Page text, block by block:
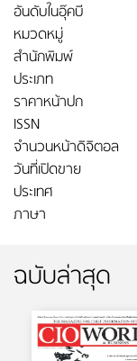
อันดับในอุ๊คบี
หมวดหมู่
สำนักพิมพ์
ประเภท
ราคาหน้าปก
ISSN
จำนวนหน้าดิจิตอล
วันที่เปิดขาย
ประเทศ
ภาษา
ฉบับล่าสุด